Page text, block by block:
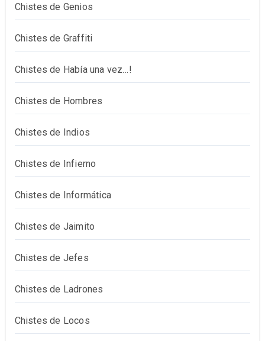
Chistes de Genios
Chistes de Graffiti
Chistes de Había una vez…!
Chistes de Hombres
Chistes de Indios
Chistes de Infierno
Chistes de Informática
Chistes de Jaimito
Chistes de Jefes
Chistes de Ladrones
Chistes de Locos